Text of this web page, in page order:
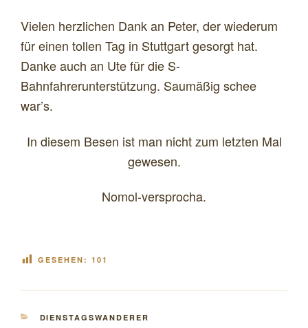
Vielen herzlichen Dank an Peter, der wiederum
für einen tollen Tag in Stuttgart gesorgt hat.
Danke auch an Ute für die S-
Bahnfahrerunterstützung. Saumäßig schee
war’s.
In diesem Besen ist man nicht zum letzten Mal
gewesen.
Nomol-versprocha.
GESEHEN: 101
KATEGORIEN
DIENSTAGSWANDERER